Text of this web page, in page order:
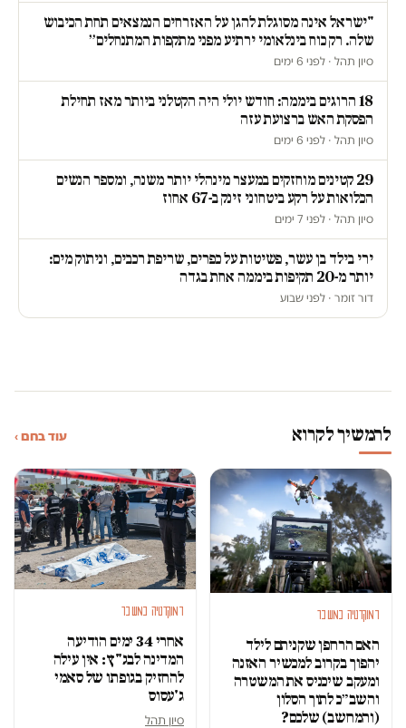
"ישראל אינה מסוגלת להגן על האזרחים הנמצאים תחת הכיבוש
שלה. רק כוח בינלאומי ירתיע מפני מתקפות המתנחלים״
סיון תהל · לפני 6 ימים
18 הרוגים ביממה: חודש יולי היה הקטלני ביותר מאז תחילת
הפסקת האש ברצועת עזה
סיון תהל · לפני 6 ימים
29 קטינים מוחזקים במעצר מינהלי יותר משנה, ומספר הנשים
הכלואות על רקע ביטחוני זינק ב-67 אחוז
סיון תהל · לפני 7 ימים
ירי בילד בן עשר, פשיטות על כפרים, שריפת רכבים, וניתוק מים:
יותר מ-20 תקיפות ביממה אחת בגדה
דור זומר · לפני שבוע
להמשיך לקרוא עוד בחם ›
דמוקרטיה במשבר
האם הרחפן שקניתם לילד
יהפוך בקרוב למכשיר האזנה
ומעקב שיכניס את המשטרה
והשב״כ לתוך הסלון
(והמחשב) שלכם?
דמוקרטיה במשבר
אחרי 34 ימים הודיעה
המדינה לבג"ץ: אין עילה
להחזיק בגופתו של סאמי
ג'עסוס
סיון תהל